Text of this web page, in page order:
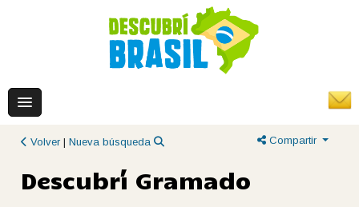
Volver |Nueva búsqueda Compartir
Descubrí Gramado